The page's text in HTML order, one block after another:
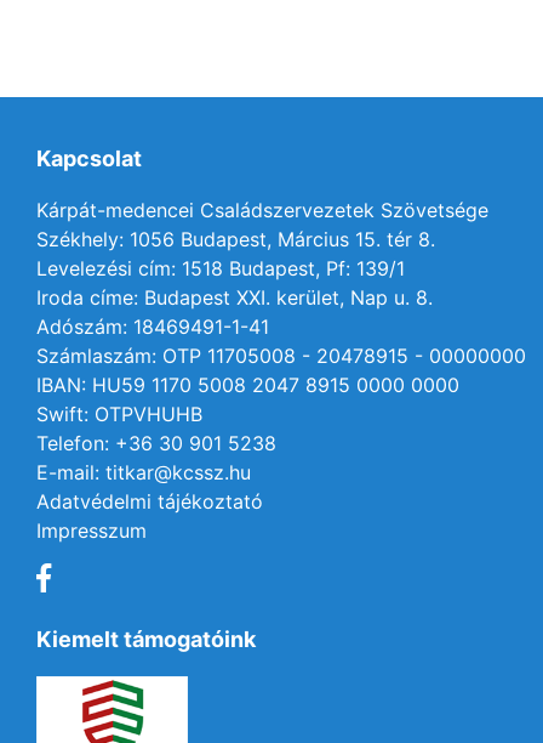
Kapcsolat
Kárpát-medencei Családszervezetek Szövetsége
Székhely: 1056 Budapest, Március 15. tér 8.
Levelezési cím: 1518 Budapest, Pf: 139/1
Iroda címe: Budapest XXI. kerület, Nap u. 8.
Adószám: 18469491-1-41
Számlaszám: OTP 11705008 - 20478915 - 00000000
IBAN: HU59 1170 5008 2047 8915 0000 0000
Swift: OTPVHUHB
Telefon: +36 30 901 5238
E-mail: titkar@kcssz.hu
Adatvédelmi tájékoztató
Impresszum
Kiemelt támogatóink